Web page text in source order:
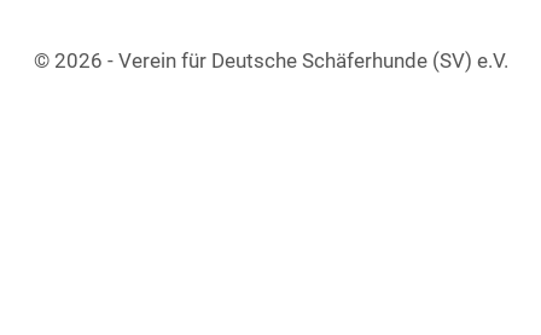
© 2026 - Verein für Deutsche Schäferhunde (SV) e.V.